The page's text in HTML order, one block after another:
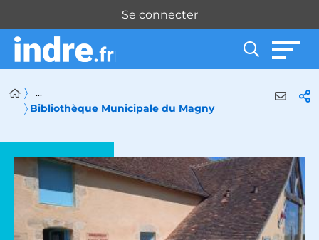
Panneau de gestion des cookies
Se connecter
...
Bibliothèque Municipale du Magny